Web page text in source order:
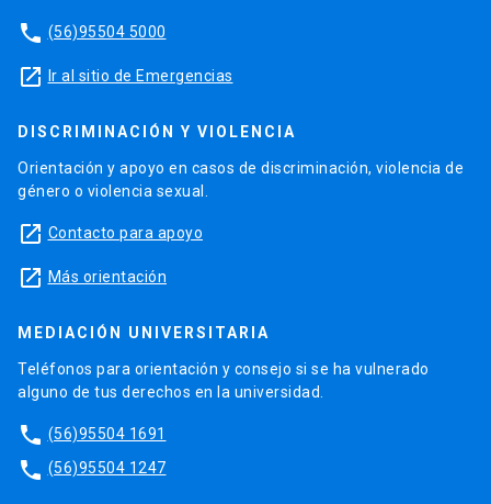
phone (56)95504 5000
launch Ir al sitio de Emergencias
DISCRIMINACIÓN Y VIOLENCIA
Orientación y apoyo en casos de discriminación, violencia de
género o violencia sexual.
launch Contacto para apoyo
launch Más orientación
MEDIACIÓN UNIVERSITARIA
Teléfonos para orientación y consejo si se ha vulnerado
alguno de tus derechos en la universidad.
phone (56)95504 1691
phone (56)95504 1247